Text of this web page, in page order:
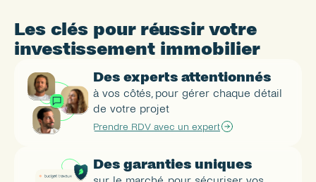
Les clés pour réussir votre
investissement immobilier
Des experts attentionnés
à vos côtés, pour gérer chaque détail
de votre projet
Prendre RDV avec un expert
Des garanties uniques